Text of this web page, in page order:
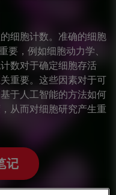
细胞计数。准确的细胞
要，例如细胞动力学、
数对于确定细胞存活
重要。这些因素对于可
于人工智能的方法如何
从而对细胞研究产生重
记